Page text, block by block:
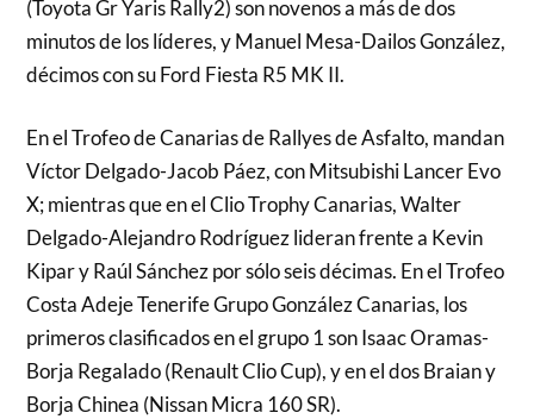
(Toyota Gr Yaris Rally2) son novenos a más de dos
minutos de los líderes, y Manuel Mesa-Dailos González,
décimos con su Ford Fiesta R5 MK II.
En el Trofeo de Canarias de Rallyes de Asfalto, mandan
Víctor Delgado-Jacob Páez, con Mitsubishi Lancer Evo
X; mientras que en el Clio Trophy Canarias, Walter
Delgado-Alejandro Rodríguez lideran frente a Kevin
Kipar y Raúl Sánchez por sólo seis décimas. En el Trofeo
Costa Adeje Tenerife Grupo González Canarias, los
primeros clasificados en el grupo 1 son Isaac Oramas-
Borja Regalado (Renault Clio Cup), y en el dos Braian y
Borja Chinea (Nissan Micra 160 SR).